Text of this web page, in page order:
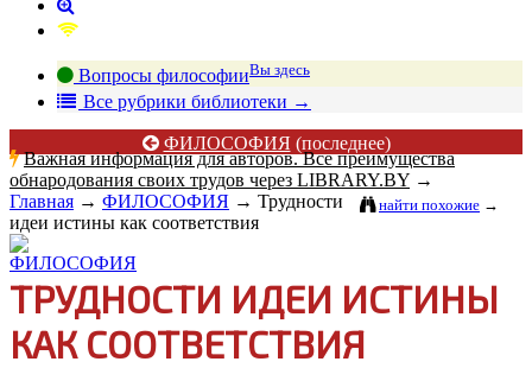
Вопросы философииВы здесь
Все рубрики библиотеки →
ФИЛОСОФИЯ (последнее)
Важная информация для авторов. Все преимущества
обнародования своих трудов через LIBRARY.BY →
найти похожие →
Главная → ФИЛОСОФИЯ → Трудности
идеи истины как соответствия
ТРУДНОСТИ ИДЕИ ИСТИНЫ
КАК СООТВЕТСТВИЯ